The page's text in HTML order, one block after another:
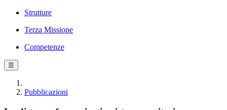
Strutture
Terza Missione
Competenze
☰
Pubblicazioni